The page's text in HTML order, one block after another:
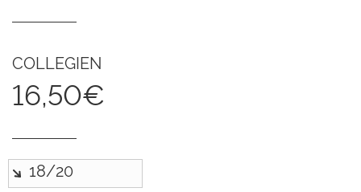
COLLEGIEN
16,50€